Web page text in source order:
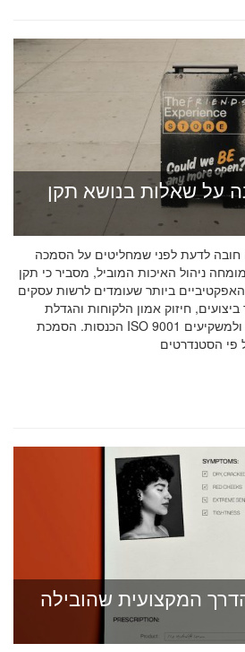
על שאלות בנושא תקן
9001 ב-2026: מה חובה לדעת לפני שמחליטים על הסמכה
ניהול האיכות המוביל, מסביר כי תקן
האפקטיביים ביותר שעומדים לרשות עסקים
חיזוק אמון הלקוחות והגדלת
הכנסות. הסמכת ISO 9001 מוכיחה ללקוחות, לשותפים ולמשקיעים
המקצועית שהובילה